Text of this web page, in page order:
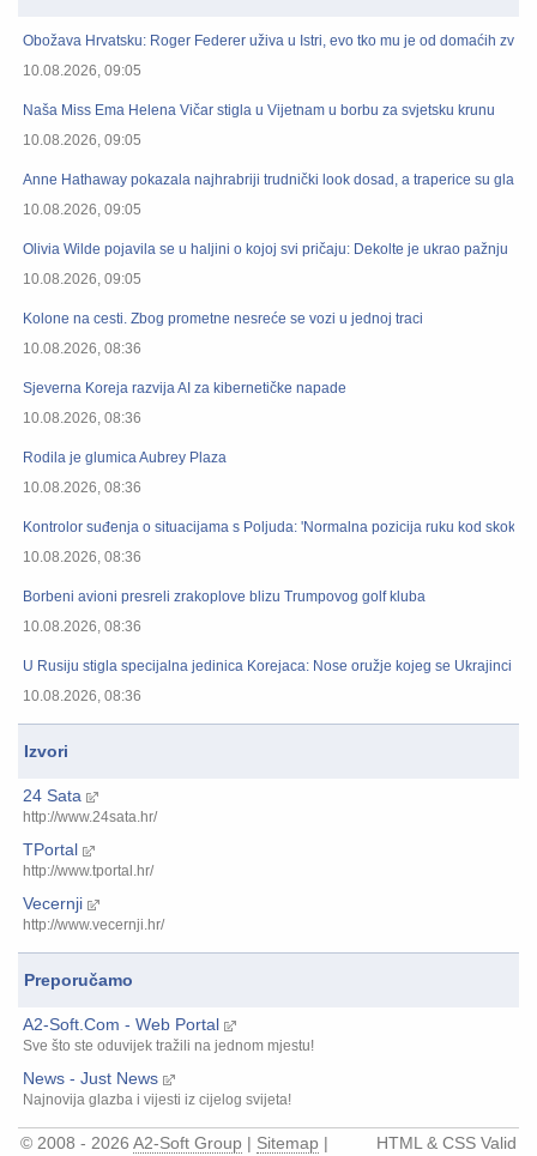
Obožava Hrvatsku: Roger Federer uživa u Istri, evo tko mu je od domaćih
10.08.2026, 09:05
Naša Miss Ema Helena Vičar stigla u Vijetnam u borbu za svjetsku krunu
10.08.2026, 09:05
Anne Hathaway pokazala najhrabriji trudnički look dosad, a traperice su
10.08.2026, 09:05
Olivia Wilde pojavila se u haljini o kojoj svi pričaju: Dekolte je ukrao pažnju
10.08.2026, 09:05
Kolone na cesti. Zbog prometne nesreće se vozi u jednoj traci
10.08.2026, 08:36
Sjeverna Koreja razvija AI za kibernetičke napade
10.08.2026, 08:36
Rodila je glumica Aubrey Plaza
10.08.2026, 08:36
Kontrolor suđenja o situacijama s Poljuda: 'Normalna pozicija ruku kod skoka,
10.08.2026, 08:36
Borbeni avioni presreli zrakoplove blizu Trumpovog golf kluba
10.08.2026, 08:36
U Rusiju stigla specijalna jedinica Korejaca: Nose oružje kojeg se Ukrajinci
10.08.2026, 08:36
Izvori
24 Sata
http://www.24sata.hr/
TPortal
http://www.tportal.hr/
Vecernji
http://www.vecernji.hr/
Preporučamo
A2-Soft.Com - Web Portal
Sve što ste oduvijek tražili na jednom mjestu!
News - Just News
Najnovija glazba i vijesti iz cijelog svijeta!
HTML & CSS Valid
© 2008 - 2026 A2-Soft Group | Sitemap |